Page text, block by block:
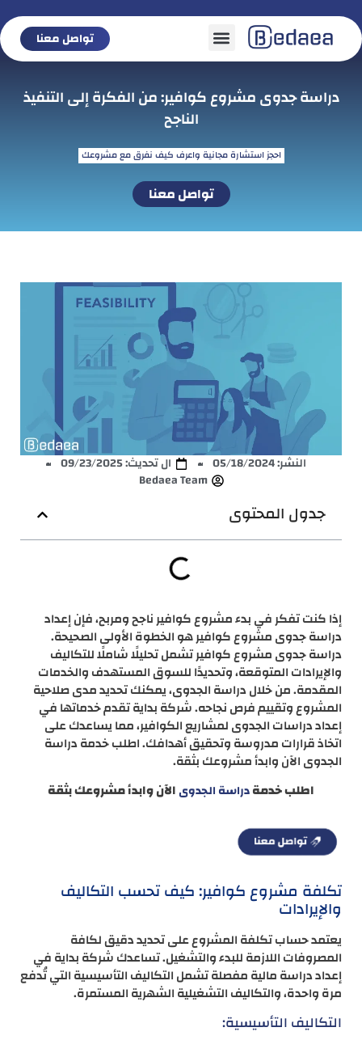
تواصل معنا
دراسة جدوى مشروع كوافير: من الفكرة إلى التنفيذ
الناجح
احجز استشارة مجانية واعرف كيف نفرق مع مشروعك
تواصل معنا
النشر:05/18/2024
ال تحديث: 09/23/2025
Bedaea Team
جدول المحتوى
إذا كنت تفكر في بدء مشروع كوافير ناجح ومربح، فإن إعداد
دراسة جدوى مشروع كوافير هو الخطوة الأولى الصحيحة.
دراسة جدوى مشروع كوافير تشمل تحليلًا شاملًا للتكاليف
والإيرادات المتوقعة، وتحديدًا للسوق المستهدف والخدمات
المقدمة. من خلال دراسة الجدوى، يمكنك تحديد مدى صلاحية
المشروع وتقييم فرص نجاحه. شركة بداية تقدم خدماتها في
إعداد دراسات الجدوى لمشاريع الكوافير، مما يساعدك على
اتخاذ قرارات مدروسة وتحقيق أهدافك. اطلب خدمة دراسة
الجدوى الآن وابدأ مشروعك بثقة.
اطلب خدمةدراسة الجدوىالآن وابدأ مشروعك بثقة
تكلفة مشروع كوافير: كيف تحسب التكاليف
والإيرادات
يعتمد حساب تكلفة المشروع على تحديد دقيق لكافة
المصروفات اللازمة للبدء والتشغيل. تساعدك شركة بداية في
إعداد دراسة مالية مفصلة تشمل التكاليف التأسيسية التي تُدفع
مرة واحدة، والتكاليف التشغيلية الشهرية المستمرة.
التكاليف التأسيسية: